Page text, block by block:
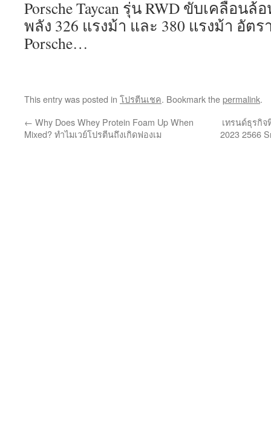
Porsche Taycan รุ่น RWD ขับเคลื่อน
พลัง 326 แรงม้า และ 380 แรงม้า อัตร
Porsche…
This entry was posted in โปรตีนเชค. Bookmark thepermalink.
← Why Does Whey Protein Foam Up When
Mixed? ทำไมเวย์โปรตีนถึงเกิดฟองเม
เทรนด์ธุรกิจ
2023 2566